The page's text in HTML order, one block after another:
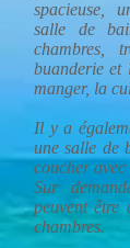
spacieuse,
salle de
chambres,
buanderie et
manger, la
Il y a
une salle de
coucher avec
Sur
peuvent être
chambres.